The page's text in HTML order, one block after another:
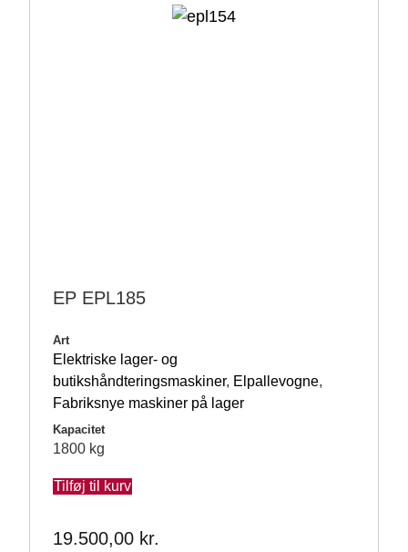
EP EPL185
Art
Elektriske lager- og
butikshåndteringsmaskiner, Elpallevogne,
Fabriksnye maskiner på lager
Kapacitet
1800 kg
Tilføj til kurv
19.500,00 kr.